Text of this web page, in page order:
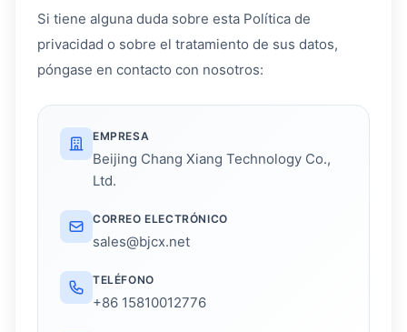
Si tiene alguna duda sobre esta Política de
privacidad o sobre el tratamiento de sus datos,
póngase en contacto con nosotros:
EMPRESA
Beijing Chang Xiang Technology Co.,
Ltd.
CORREO ELECTRÓNICO
sales@bjcx.net
TELÉFONO
+86 15810012776